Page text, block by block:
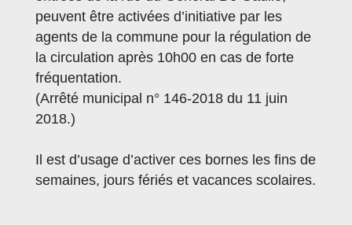
peuvent être activées d’initiative par les
agents de la commune pour la régulation de
la circulation après 10h00 en cas de forte
fréquentation.
(Arrêté municipal n° 146-2018 du 11 juin
2018.)
Il est d’usage d’activer ces bornes les fins de
semaines, jours fériés et vacances scolaires.